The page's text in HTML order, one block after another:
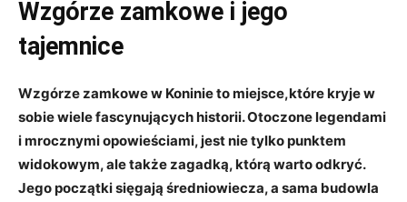
Wzgórze zamkowe i‌ jego⁣
tajemnice
Wzgórze zamkowe w Koninie to miejsce,które kryje w
sobie wiele fascynujących historii. Otoczone legendami
i mrocznymi opowieściami, jest nie⁣ tylko punktem
widokowym,​ ale także zagadką,⁣ którą​ warto odkryć.
Jego​ początki sięgają średniowiecza, a sama‌ budowla